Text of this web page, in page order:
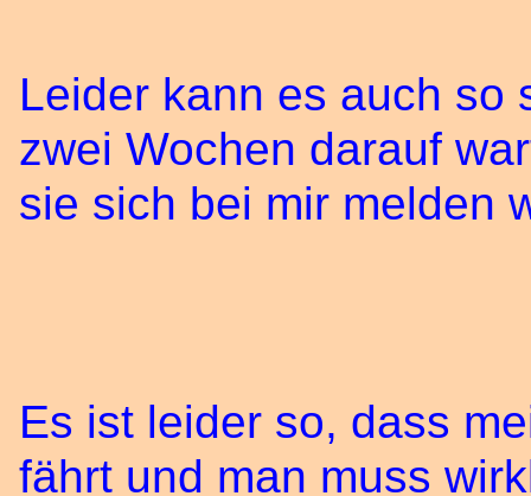
Leider kann es auch so
zwei Wochen darauf
sie sich bei mir melden
Es ist leider so, dass
fährt und man muss